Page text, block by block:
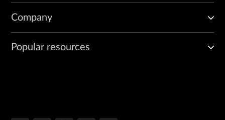
Company
Popular resources